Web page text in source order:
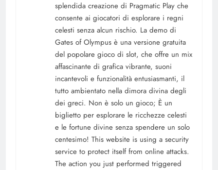
splendida creazione di Pragmatic Play che
consente ai giocatori di esplorare i regni
celesti senza alcun rischio. La demo di
Gates of Olympus è una versione gratuita
del popolare gioco di slot, che offre un mix
affascinante di grafica vibrante, suoni
incantevoli e funzionalità entusiasmanti, il
tutto ambientato nella dimora divina degli
dei greci. Non è solo un gioco; È un
biglietto per esplorare le ricchezze celesti
e le fortune divine senza spendere un solo
centesimo! This website is using a security
service to protect itself from online attacks.
The action you just performed triggered